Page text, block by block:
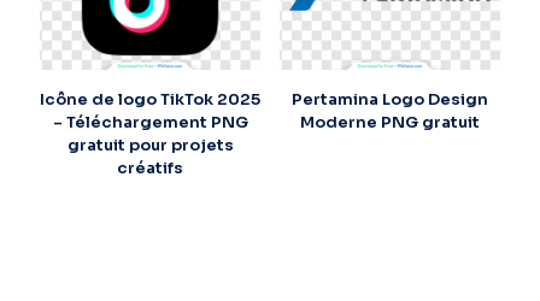
Icône de logo TikTok 2025
– Téléchargement PNG
gratuit pour projets
créatifs
Pertamina Logo Design
Moderne PNG gratuit